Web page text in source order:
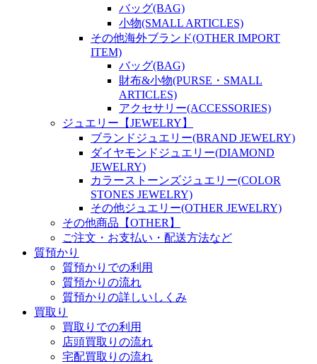
バッグ(BAG)
小物(SMALL ARTICLES)
その他海外ブランド(OTHER IMPORT
ITEM)
バッグ(BAG)
財布&小物(PURSE・SMALL
ARTICLES)
アクセサリー(ACCESSORIES)
ジュエリー【JEWELRY】
ブランドジュエリー(BRAND JEWELRY)
ダイヤモンドジュエリー(DIAMOND
JEWELRY)
カラーストーンズジュエリー(COLOR
STONES JEWELRY)
その他ジュエリー(OTHER JEWELRY)
その他商品【OTHER】
ご注文・お支払い・配送方法など
質預かり
質預かりでの利用
質預かりの流れ
質預かりの詳しいしくみ
買取り
買取りでの利用
店頭買取りの流れ
宅配買取りの流れ